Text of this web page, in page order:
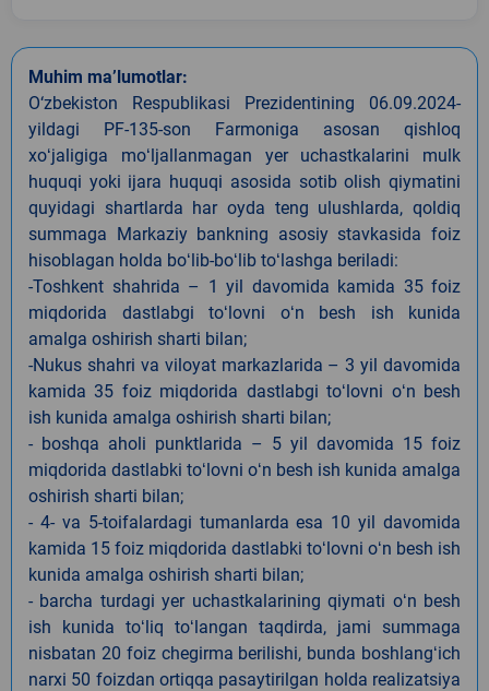
Muhim ma’lumotlar:
O‘zbekiston Respublikasi Prezidentining 06.09.2024-
yildagi PF-135-son Farmoniga asosan qishloq
xoʻjaligiga moʻljallanmagan yer uchastkalarini mulk
huquqi yoki ijara huquqi asosida sotib olish qiymatini
quyidagi shartlarda har oyda teng ulushlarda, qoldiq
summaga Markaziy bankning asosiy stavkasida foiz
hisoblagan holda boʻlib-boʻlib toʻlashga beriladi:
-Toshkent shahrida – 1 yil davomida kamida 35 foiz
miqdorida dastlabgi toʻlovni oʻn besh ish kunida
amalga oshirish sharti bilan;
-Nukus shahri va viloyat markazlarida – 3 yil davomida
kamida 35 foiz miqdorida dastlabgi toʻlovni oʻn besh
ish kunida amalga oshirish sharti bilan;
- boshqa aholi punktlarida – 5 yil davomida 15 foiz
miqdorida dastlabki toʻlovni oʻn besh ish kunida amalga
oshirish sharti bilan;
- 4- va 5-toifalardagi tumanlarda esa 10 yil davomida
kamida 15 foiz miqdorida dastlabki toʻlovni oʻn besh ish
kunida amalga oshirish sharti bilan;
- barcha turdagi yer uchastkalarining qiymati oʻn besh
ish kunida toʻliq toʻlangan taqdirda, jami summaga
nisbatan 20 foiz chegirma berilishi, bunda boshlangʻich
narxi 50 foizdan ortiqqa pasaytirilgan holda realizatsiya